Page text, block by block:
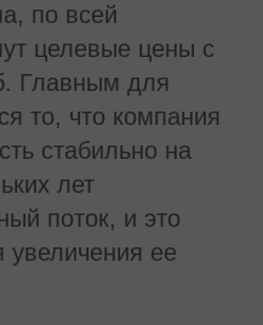
по всей
целевые цены с
Главным для
то, что компания
стабильно на
лет
поток, и это
увеличения ее